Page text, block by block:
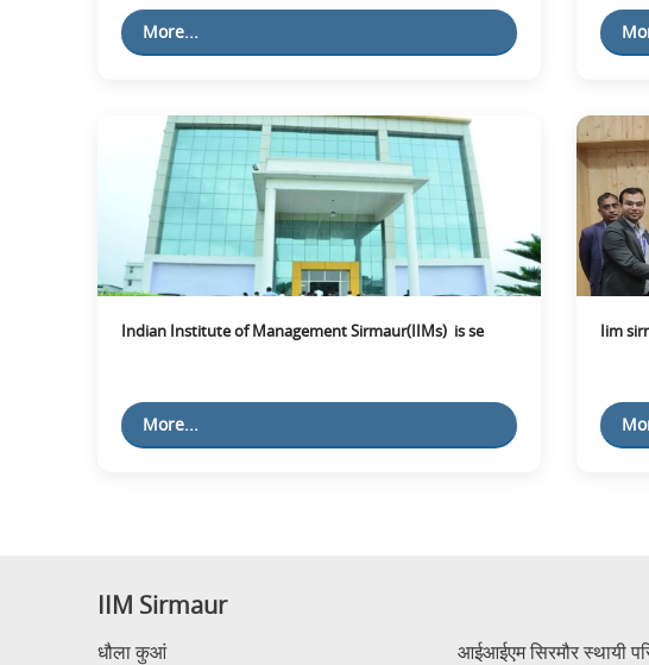
More...
Indian Institute of Management Sirmaur(IIMs) is se
More...
Iim
IIM Sirmaur
धौला कुआं आईआईएम सिरमौर स्थायी